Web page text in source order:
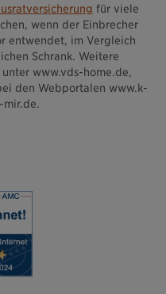
für viele
wenn der Einbrecher
entwendet, im Vergleich
Schrank. Weitere
www.vds-home.de,
den Webportalen www.k-
mir.de.